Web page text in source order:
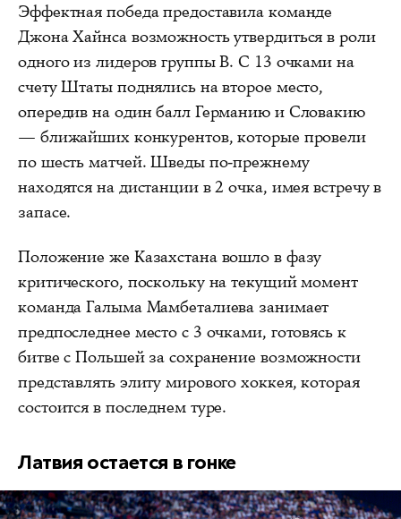
Эффектная победа предоставила команде
Джона Хайнса возможность утвердиться в роли
одного из лидеров группы B. С 13 очками на
счету Штаты поднялись на второе место,
опередив на один балл Германию и Словакию
— ближайших конкурентов, которые провели
по шесть матчей. Шведы по-прежнему
находятся на дистанции в 2 очка, имея встречу в
запасе.
Положение же Казахстана вошло в фазу
критического, поскольку на текущий момент
команда Галыма Мамбеталиева занимает
предпоследнее место с 3 очками, готовясь к
битве с Польшей за сохранение возможности
представлять элиту мирового хоккея, которая
состоится в последнем туре.
Латвия остается в гонке